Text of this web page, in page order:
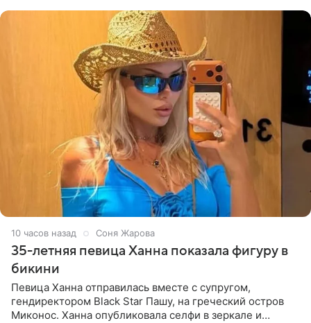
10 часов назад Соня Жарова
35-летняя певица Ханна показала фигуру в
бикини
Певица Ханна отправилась вместе с супругом,
гендиректором Black Star Пашу, на греческий остров
Миконос. Ханна опубликовала селфи в зеркале и